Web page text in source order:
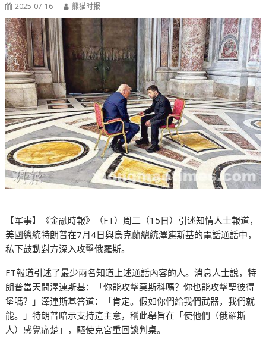
2025-07-16 熊猫时报
【军事】《金融時報》（FT）周二（15日）引述知情人士報道，
美國總統特朗普在7月4日與烏克蘭總統澤連斯基的電話通話中，
私下鼓動對方深入攻擊俄羅斯。
FT報道引述了最少兩名知道上述通話內容的人。消息人士說，特
朗普當天問澤連斯基：「你能攻擊莫斯科嗎？你也能攻擊聖彼得
堡嗎？」澤連斯基答道：「肯定。假如你們給我們武器，我們就
能。」特朗普暗示支持這主意，稱此舉旨在「使他們（俄羅斯
人）感覺痛楚」，驅使克宮重回談判桌。